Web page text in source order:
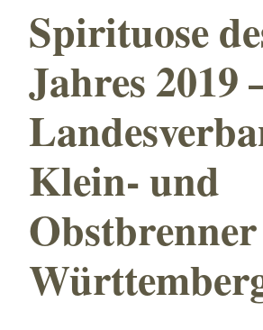
Spirituose
Jahres 2019
Klein- und